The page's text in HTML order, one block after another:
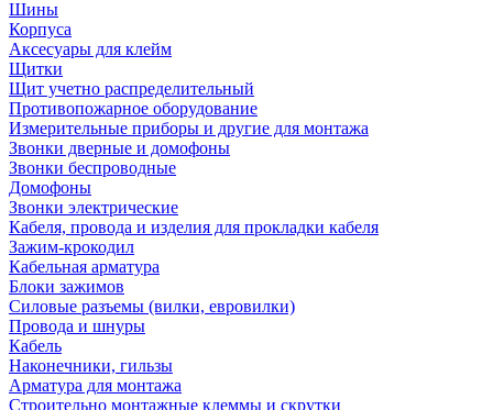
Шины
Корпуса
Аксесуары для клейм
Щитки
Щит учетно распределительный
Противопожарное оборудование
Измерительные приборы и другие для монтажа
Звонки дверные и домофоны
Звонки беспроводные
Домофоны
Звонки электрические
Кабеля, провода и изделия для прокладки кабеля
Зажим-крокодил
Кабельная арматура
Блоки зажимов
Силовые разъемы (вилки, евровилки)
Провода и шнуры
Кабель
Наконечники, гильзы
Арматура для монтажа
Строительно монтажные клеммы и скрутки